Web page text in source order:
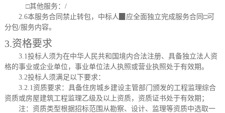
□其他服务： /
2.6本服务合同禁止转包，中标人▉应全面独立完成服务合同 □可
分包/服务内容。
3.资格要求
3.1投标人须为在中华人民共和国境内合法注册、具备独立法人资
格的事业或企业单位，事业单位法人执照或营业执照处于有效期。
3.2投标人须满足以下要求：
3.2.1资质要求：具备住房城乡建设主管部门颁发的工程监理综合
资质或房屋建筑工程监理乙级及以上资质，资质证书处于有效期；
注：资质类型根据招标范围从勘察、设计、监理等资质中选取一